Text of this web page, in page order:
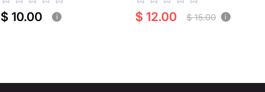
$ 10.00 i $ 12.00 $ 15.00 i